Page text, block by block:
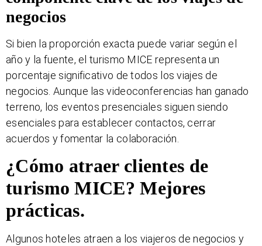
negocios
Si bien la proporción exacta puede variar según el
año y la fuente, el turismo MICE representa un
porcentaje significativo de todos los viajes de
negocios. Aunque las videoconferencias han ganado
terreno, los eventos presenciales siguen siendo
esenciales para establecer contactos, cerrar
acuerdos y fomentar la colaboración.
¿Cómo atraer clientes de
turismo MICE? Mejores
prácticas.
Algunos hoteles atraen a los viajeros de negocios y